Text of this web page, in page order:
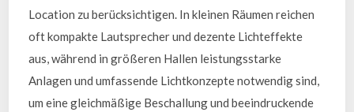
Location zu berücksichtigen. In kleinen Räumen reichen
oft kompakte Lautsprecher und dezente Lichteffekte
aus, während in größeren Hallen leistungsstarke
Anlagen und umfassende Lichtkonzepte notwendig sind,
um eine gleichmäßige Beschallung und beeindruckende